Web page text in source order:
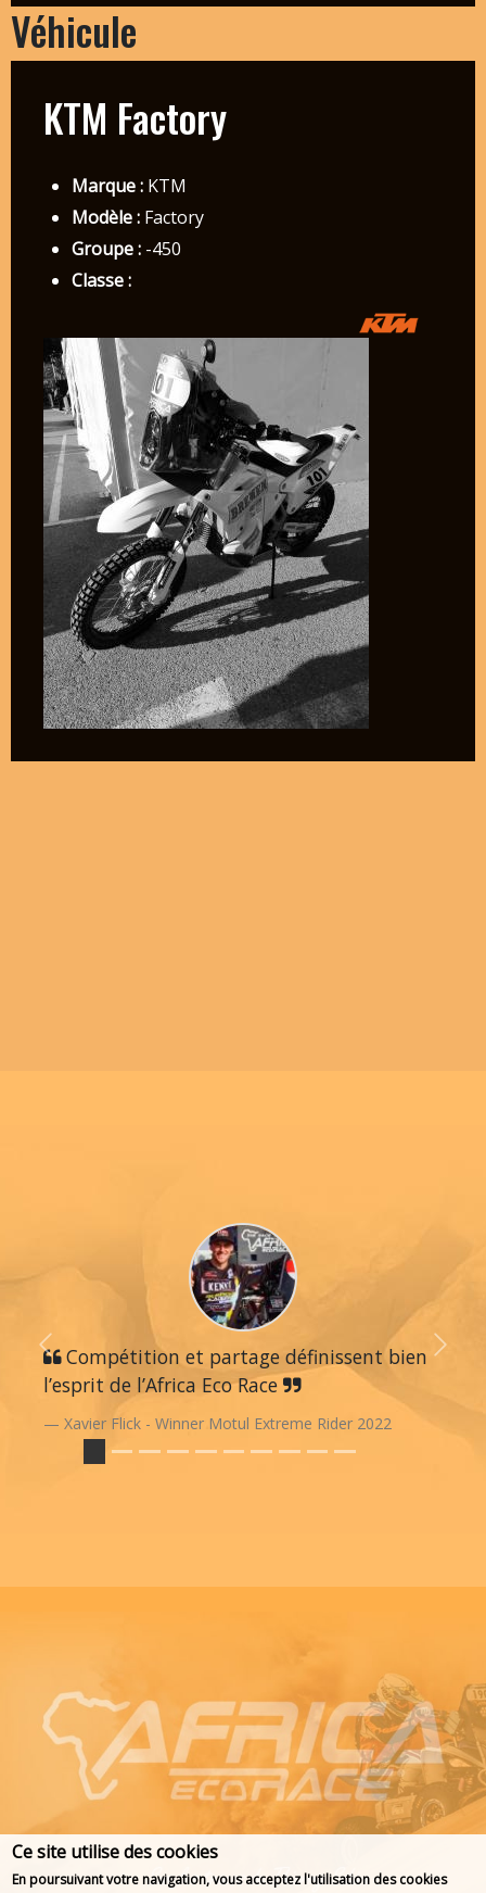
Véhicule
KTM Factory
Marque :KTM
Modèle :Factory
Groupe :-450
Classe :
Compétition et partage définissent bien
l’esprit de l’Africa Eco Race
Xavier Flick - Winner Motul Extreme Rider 2022
Previous Next
Ce site utilise des cookies
En poursuivant votre navigation, vous acceptez l'utilisation des cookies